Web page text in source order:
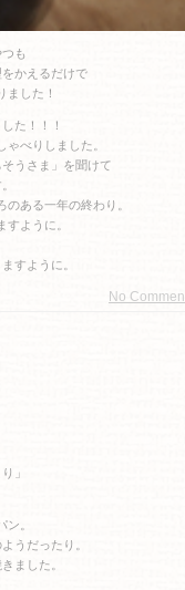
も
かえるだけで
ました！
た！！！
べりしました。
うさま」を聞けて
ある一年の終わり。
すように。
すように。
No
」
ン。
うだったり。
ました。